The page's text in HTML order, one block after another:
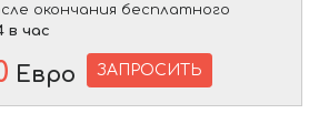
окончания бесплатного
в час
Евро ЗАПРОСИТЬ